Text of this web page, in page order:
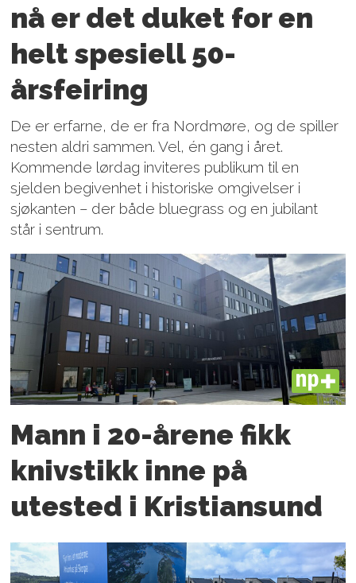
nå er det duket for en
helt spesiell 50-
årsfeiring
De er erfarne, de er fra Nordmøre, og de spiller
nesten aldri sammen. Vel, én gang i året.
Kommende lørdag inviteres publikum til en
sjelden begivenhet i historiske omgivelser i
sjøkanten – der både bluegrass og en jubilant
står i sentrum.
PLUS
Mann i 20-årene fikk
knivstikk inne på
utested i Kristiansund